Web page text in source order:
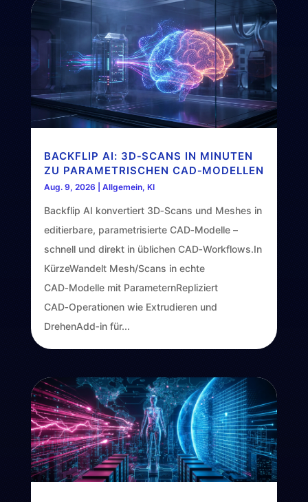
BACKFLIP AI: 3D‑SCANS IN MINUTEN
ZU PARAMETRISCHEN CAD‑MODELLEN
Aug. 9, 2026 Allgemein, KI
Backflip AI konvertiert 3D‑Scans und Meshes in
editierbare, parametrisierte CAD‑Modelle –
schnell und direkt in üblichen CAD‑Workflows.In
KürzeWandelt Mesh/Scans in echte
CAD‑Modelle mit ParameternRepliziert
CAD‑Operationen wie Extrudieren und
DrehenAdd‑in für...